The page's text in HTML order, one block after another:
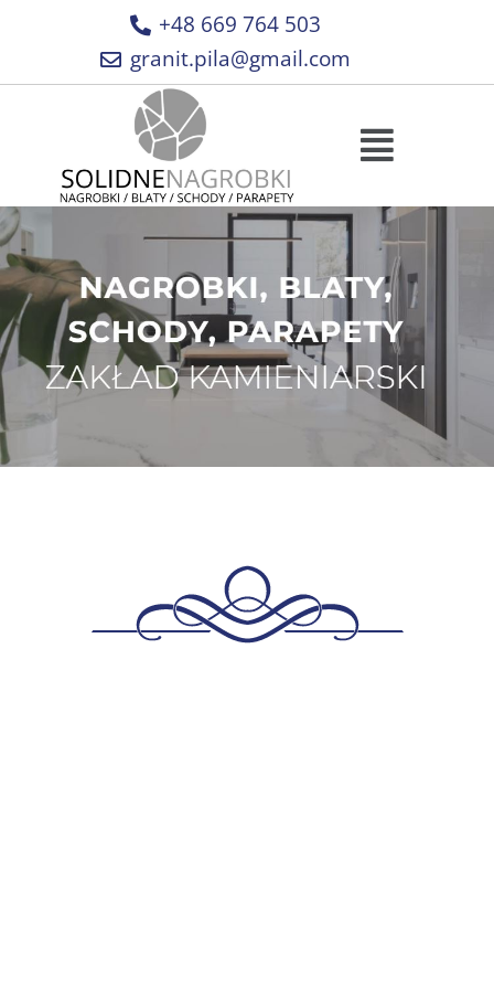
+48 669 764 503
granit.pila@gmail.com